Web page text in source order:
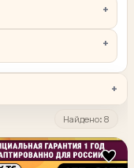
Найдено: 8